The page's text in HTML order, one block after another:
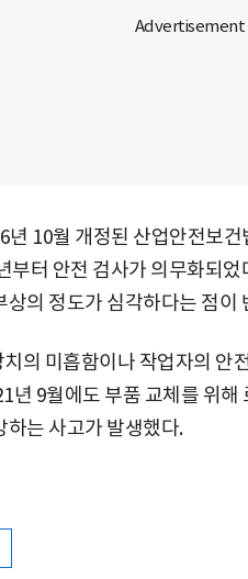
년 10월 개정된 산업안전보건
터 안전 검사가 의무화되었
상의 정도가 심각하다는 점이
의 미흡함이나 작업자의 안
년 9월에도 부품 교체를 위
하는 사고가 발생했다.